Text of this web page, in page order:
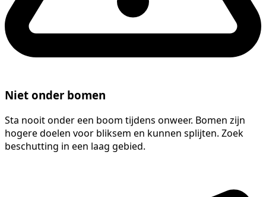
Niet onder bomen
Sta nooit onder een boom tijdens onweer. Bomen zijn
hogere doelen voor bliksem en kunnen splijten. Zoek
beschutting in een laag gebied.